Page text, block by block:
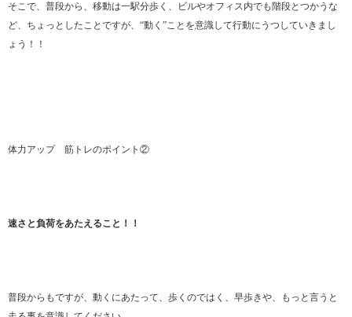
そこで、普段から、移動は一駅分歩く、ビルやオフィス内でも階段とつかうな
ど、ちょっとしたことですが、“動く”ことを意識して行動にうつしていきまし
ょう！！
体力アップ 筋トレのポイント②
速さと負荷をあたえること！！
普段からもですが、動くにあたって、歩くのではく、早歩きや、もっと言うと